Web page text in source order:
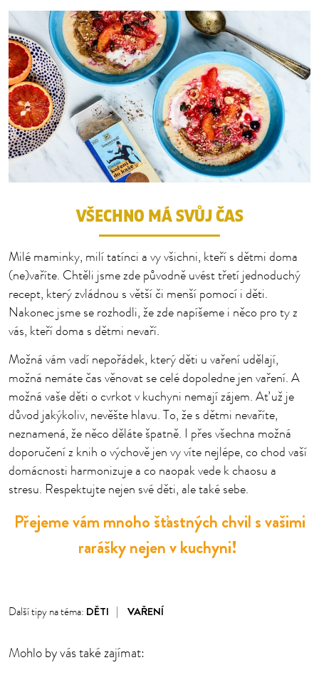
VŠECHNO MÁ SVŮJ ČAS
Milé maminky, milí tatínci a vy všichni, kteří s dětmi doma
(ne)vaříte. Chtěli jsme zde původně uvést třetí jednoduchý
recept, který zvládnou s větší či menší pomocí i děti.
Nakonec jsme se rozhodli, že zde napíšeme i něco pro ty z
vás, kteří doma s dětmi nevaří.
Možná vám vadí nepořádek, který děti u vaření udělají,
možná nemáte čas věnovat se celé dopoledne jen vaření. A
možná vaše děti o cvrkot v kuchyni nemají zájem. Ať už je
důvod jakýkoliv, nevěšte hlavu. To, že s dětmi nevaříte,
neznamená, že něco děláte špatně. I přes všechna možná
doporučení z knih o výchově jen vy víte nejlépe, co chod vaší
domácnosti harmonizuje a co naopak vede k chaosu a
stresu. Respektujte nejen své děti, ale také sebe.
Přejeme vám mnoho šťastných chvil s vašimi
rarášky nejen v kuchyni!
Další tipy na téma: DĚTI VAŘENÍ
Mohlo by vás také zajímat: